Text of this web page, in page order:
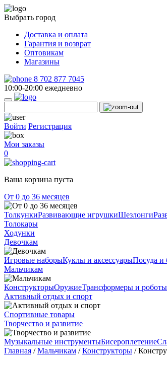
Выбрать город
Доставка и оплата
Гарантия и возврат
Оптовикам
Магазины
8 702 877 7045
10:00-20:00 ежедневно
Войти Регистрация
Мои заказы
0
Ваша корзина пуста
От 0 до 36 месяцев
ТолкункиРазвивающие игрушкиШезлонги
Толокары
Ходунки
Девочкам
Игровые наборыКуклы и аксессуарыПосуда и
Мальчикам
КонструкторыОружиеТрансформеры и роботы
Активный отдых и спорт
Спортивные товары
Творчество и развитие
Музыкальные инструментыБисероплетение
Главная /Мальчикам /Конструкторы /